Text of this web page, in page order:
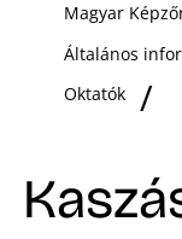
Magyar
Általános
Oktatók